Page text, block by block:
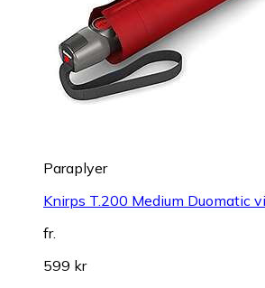
Paraplyer
Knirps T.200 Medium Duomatic
fr.
599 kr